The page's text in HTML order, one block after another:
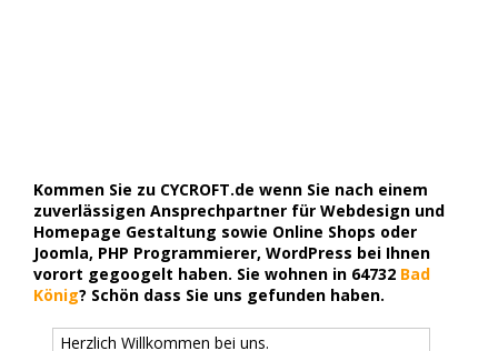
Kommen Sie zu CYCROFT.de wenn Sie nach einem
zuverlässigen Ansprechpartner für Webdesign und
Homepage Gestaltung sowie Online Shops oder
Joomla, PHP Programmierer, WordPress bei Ihnen
vorort gegoogelt haben. Sie wohnen in 64732 Bad
König? Schön dass Sie uns gefunden haben.
Herzlich Willkommen bei uns.